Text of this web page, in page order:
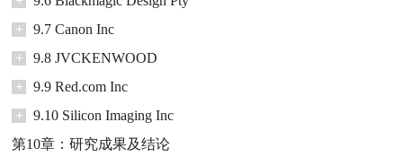
+
9.7 Canon Inc
+
9.8 JVCKENWOOD
+
9.9 Red.com Inc
+
9.10 Silicon Imaging Inc
第10章：研究成果及结论